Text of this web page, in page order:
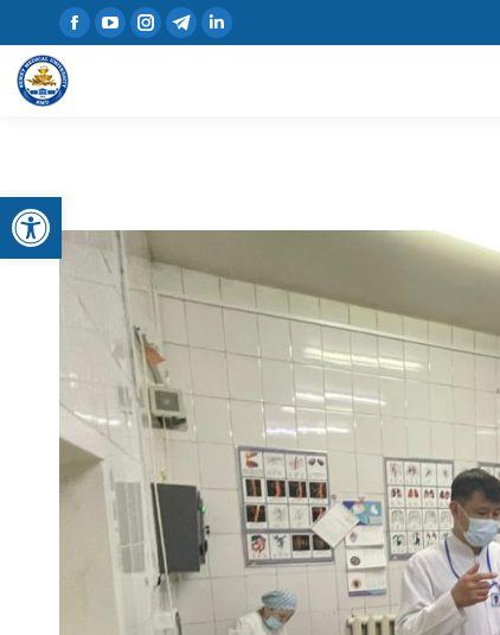
Открыть панель инструментов